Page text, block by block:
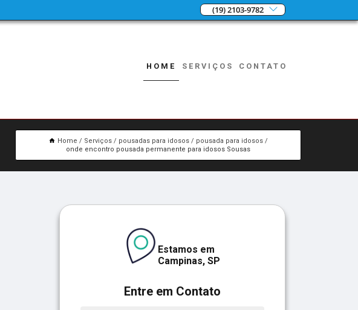
(19) 2103-9782
HOME SERVIÇOS CONTATO
Home Serviços pousadas para idosos
pousada para idosos
onde encontro pousada permanente para idosos Sousas
Entre em Contato
Estamos em
Campinas, SP